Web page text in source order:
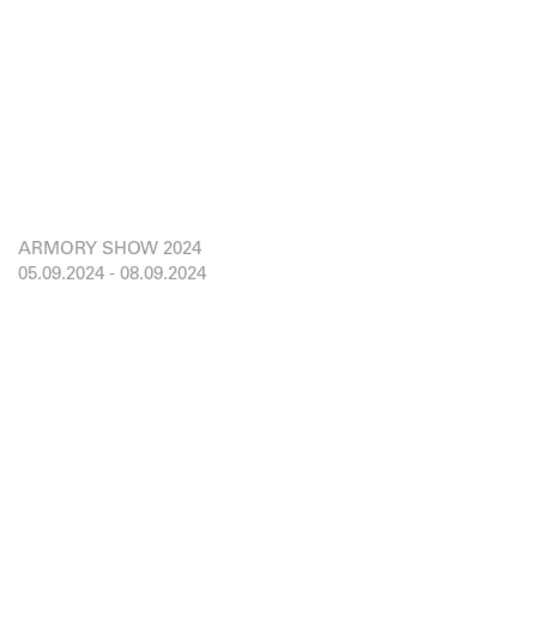
ARMORY SHOW 2024
05.09.2024 - 08.09.2024